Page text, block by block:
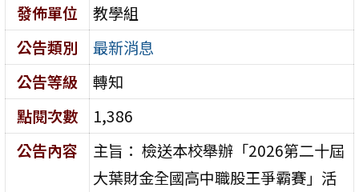
發佈單位
教學組
公告類別
最新消息
公告等級
轉知
點閱次數
1,386
公告內容
主旨： 檢送本校舉辦「2026第二十屆
大葉財金全國高中職股王爭霸賽」活